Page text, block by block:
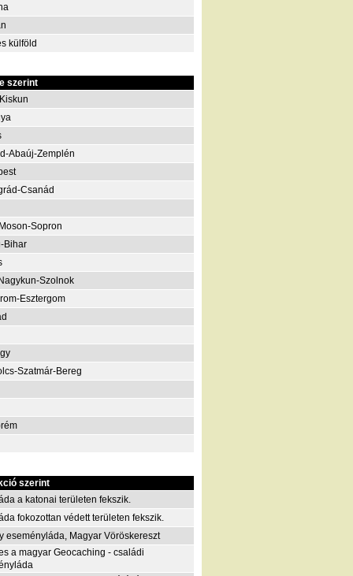
külföld
szerint
Abaúj-Zemplén
Csanád
Sopron
Bihar
Szolnok
Esztergom
Szatmár-Bereg
szerint
a katonai területen fekszik.
fokozottan védett területen fekszik.
eseményláda, Magyar Vöröskereszt
a magyar Geocaching - családi